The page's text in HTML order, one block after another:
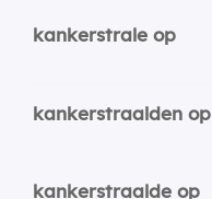
kankerstrale op
kankerstraalden op
kankerstraalde op